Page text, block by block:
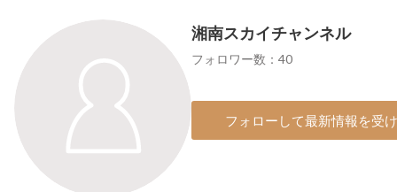
湘南スカイチャンネル
フォロワー数：40
フォローして最新情報を受